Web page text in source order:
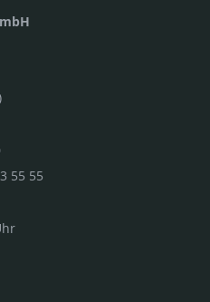
55 55